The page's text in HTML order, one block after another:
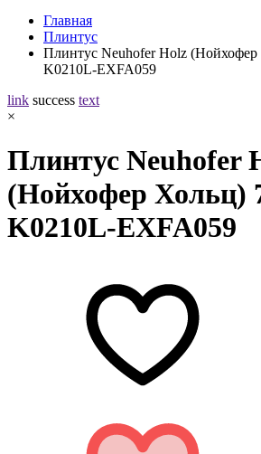
Главная
Плинтус
Плинтус Neuhofer Holz (Нойхофер
K0210L-EXFA059
link success text
×
Плинтус Neuhofer
(Нойхофер Хольц)
K0210L-EXFA059